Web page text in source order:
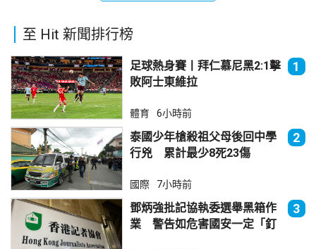
至 Hit 新聞排行榜
足球熱身賽丨拜仁慕尼黑2:1擊
敗阿士東維拉
1
體育 6小時前
泰國少年槍殺祖父母後回中學
行兇 累計最少8死23傷
2
國際 7小時前
鄧炳強批記協執委選舉黑箱作
業 警告如危害國安一定「釘
3